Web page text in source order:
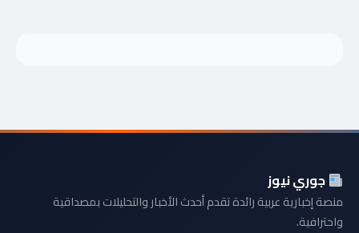
جوري نيوز
منصة إخبارية عربية رائدة تقدم أحدث الأخبار والتحليلات بمصداقية
واحترافية.